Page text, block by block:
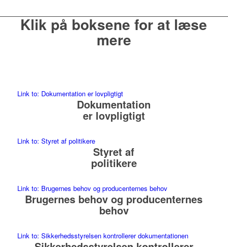
Klik på boksene for at læse
mere
Link to: Dokumentation er lovpligtigt
Dokumentation
er lovpligtigt
Link to: Styret af politikere
Styret af
politikere
Link to: Brugernes behov og producenternes behov
Brugernes behov og producenternes
behov
Link to: Sikkerhedsstyrelsen kontrollerer dokumentationen